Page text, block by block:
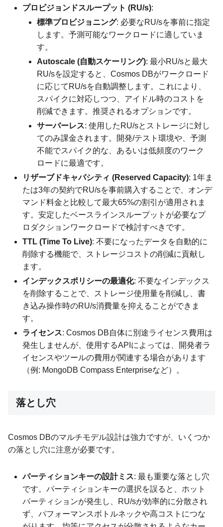
プロビジョンドスループット (RU/s):
標準プロビジョニング: 必要なRU/sを事前に指定
します。予測可能なワークロードに適していま
す。
Autoscale (自動スケーリング): 最小RU/sと最大
RU/sを設定すると、Cosmos DBがワークロード
に応じてRU/sを自動調整します。これにより、
スパイクに対応しつつ、アイドル時のコストを
削減できます。推奨されるオプションです。
サーバーレス: 使用したRU/sとストレージに対し
てのみ課金されます。開発/テスト環境や、予測
不能でスパイク的な、あるいは低頻度のワーク
ロードに最適です。
リザーブドキャパシティ (Reserved Capacity): 1年ま
たは3年の契約でRU/sを事前購入することで、オンデ
マンド料金と比較して最大65%の割引が適用されま
す。安定したベースラインスループットが必要なプ
ロダクションワークロードで検討すべきです。
TTL (Time To Live): 不要になったデータを自動的に
削除する機能で、ストレージコストの削減に貢献し
ます。
インデックスポリシーの最適化: 不要なインデックス
を削除することで、ストレージ使用量を削減し、書
き込み操作時のRU/s消費量を抑えることができま
す。
ライセンス: Cosmos DB自体に別途ライセンス費用は
発生しませんが、使用するAPIによっては、開発者ラ
イセンスやツールの費用が関連する場合があります
（例: MongoDB Compass Enterpriseなど）。
落とし穴
Cosmos DBのマルチモデル設計は強力ですが、いくつか
の落とし穴に注意が必要です。
パーティションキーの設計ミス: 最も重要な落とし穴
です。パーティションキーの選択を誤ると、ホット
パーティションが発生し、RU/sが効率的に分散され
ず、パフォーマンスボトルネックや高コストにつな